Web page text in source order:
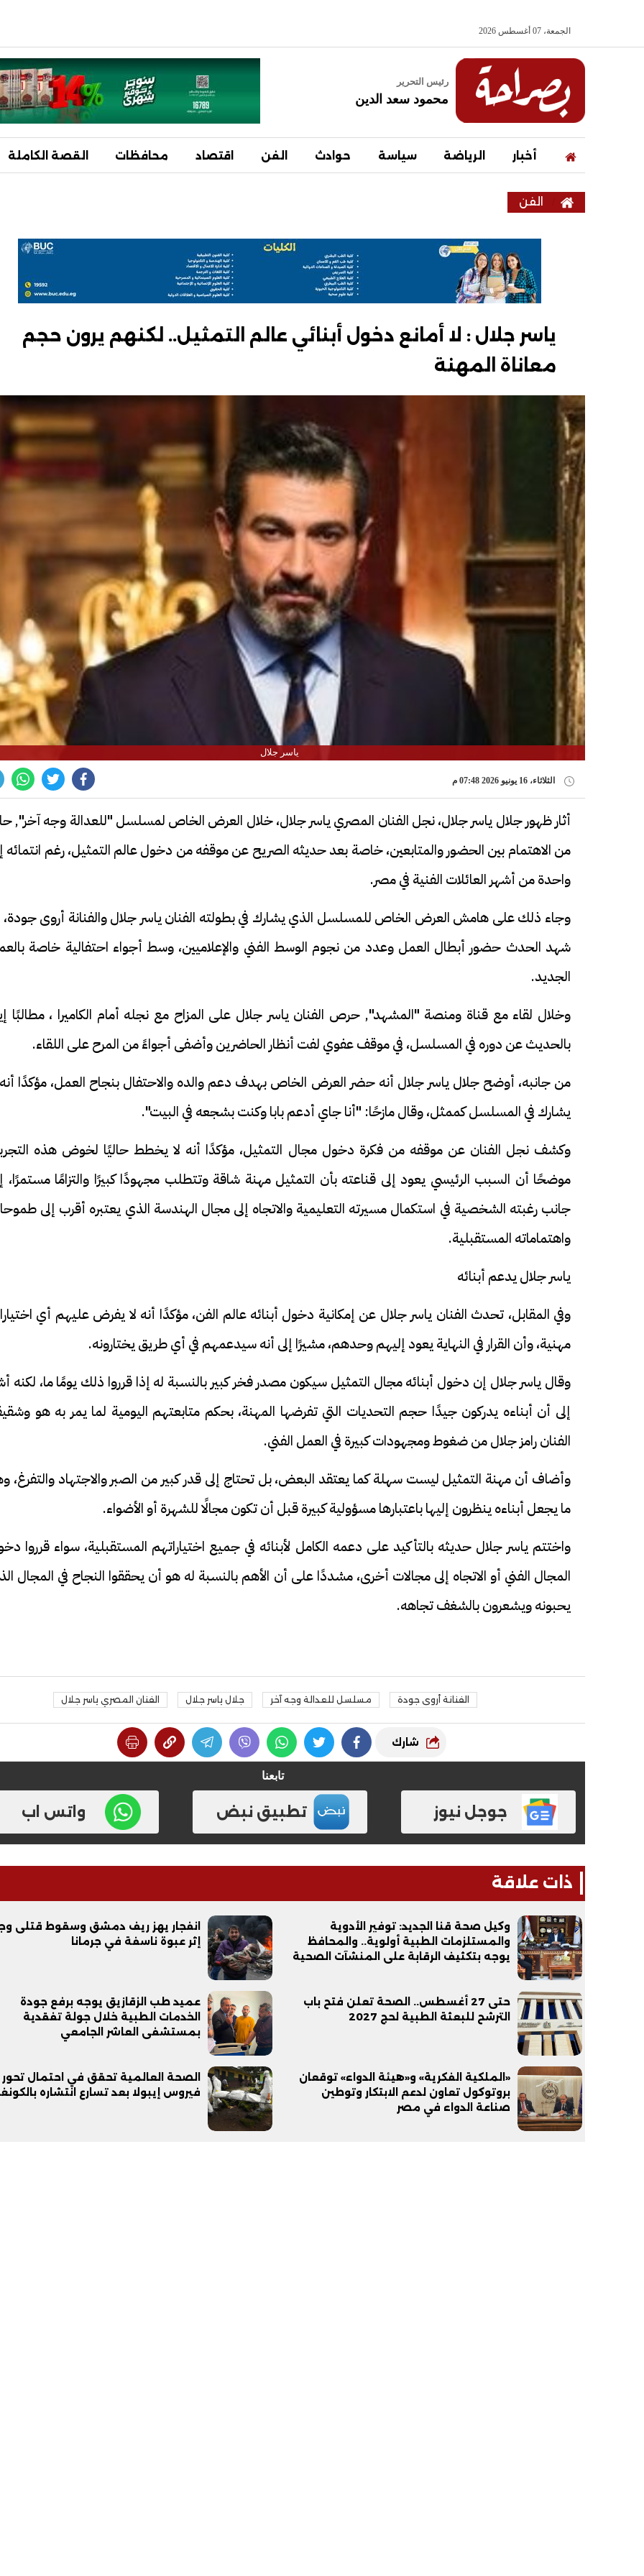
الجمعة، 07 أغسطس 2026
رئيس التحرير
محمود سعد الدين
أخبار الرياضة سياسة حوادث الفن اقتصاد محافظات القصة الكاملة
الفن
ياسر جلال : لا أمانع دخول أبنائي عالم التمثيل.. لكنهم يرون حجم
معاناة المهنة
ياسر جلال
الثلاثاء، 16 يونيو 2026 07:48 م
أثار ظهور جلال ياسر جلال، نجل الفنان المصري ياسر جلال، خلال العرض الخاص لمسلسل "للعدالة وجه آخر",
من الاهتمام بين الحضور والمتابعين، خاصة بعد حديثه الصريح عن موقفه من دخول عالم التمثيل، رغم انتمائه
واحدة من أشهر العائلات الفنية في مصر.
وجاء ذلك على هامش العرض الخاص للمسلسل الذي يشارك في بطولته الفنان ياسر جلال والفنانة أروى جودة،
شهد الحدث حضور أبطال العمل وعدد من نجوم الوسط الفني والإعلاميين، وسط أجواء احتفالية خاصة
الجديد.
وخلال لقاء مع قناة ومنصة "المشهد", حرص الفنان ياسر جلال على المزاح مع نجله أمام الكاميرا ، مطالبًا
بالحديث عن دوره في المسلسل، في موقف عفوي لفت أنظار الحاضرين وأضفى أجواءً من المرح على اللقاء.
من جانبه، أوضح جلال ياسر جلال أنه حضر العرض الخاص بهدف دعم والده والاحتفال بنجاح العمل، مؤكدًا أنه
يشارك في المسلسل كممثل، وقال مازحًا: "أنا جاي أدعم بابا وكنت بشجعه في البيت".
وكشف نجل الفنان عن موقفه من فكرة دخول مجال التمثيل، مؤكدًا أنه لا يخطط حاليًا لخوض هذه
موضحًا أن السبب الرئيسي يعود إلى قناعته بأن التمثيل مهنة شاقة وتتطلب مجهودًا كبيرًا والتزامًا مستمرًا،
جانب رغبته الشخصية في استكمال مسيرته التعليمية والاتجاه إلى مجال الهندسة الذي يعتبره أقرب إلى
واهتماماته المستقبلية.
ياسر جلال يدعم أبنائه
وفي المقابل، تحدث الفنان ياسر جلال عن إمكانية دخول أبنائه عالم الفن، مؤكدًا أنه لا يفرض عليهم أي
مهنية، وأن القرار في النهاية يعود إليهم وحدهم، مشيرًا إلى أنه سيدعمهم في أي طريق يختارونه.
وقال ياسر جلال إن دخول أبنائه مجال التمثيل سيكون مصدر فخر كبير بالنسبة له إذا قرروا ذلك يومًا ما، لكنه
إلى أن أبناءه يدركون جيدًا حجم التحديات التي تفرضها المهنة، بحكم متابعتهم اليومية لما يمر به هو
الفنان رامز جلال من ضغوط ومجهودات كبيرة في العمل الفني.
وأضاف أن مهنة التمثيل ليست سهلة كما يعتقد البعض، بل تحتاج إلى قدر كبير من الصبر والاجتهاد والتفرغ،
ما يجعل أبناءه ينظرون إليها باعتبارها مسؤولية كبيرة قبل أن تكون مجالًا للشهرة أو الأضواء.
واختتم ياسر جلال حديثه بالتأكيد على دعمه الكامل لأبنائه في جميع اختياراتهم المستقبلية، سواء قرروا
المجال الفني أو الاتجاه إلى مجالات أخرى، مشددًا على أن الأهم بالنسبة له هو أن يحققوا النجاح في المجال
يحبونه ويشعرون بالشغف تجاهه.
الفنانة أروى جودة مسلسل للعدالة وجه آخر جلال ياسر جلال الفنان المصري ياسر جلال
شارك
تابعنا
جوجل نيوز تطبيق نبض واتس اب
ذات علاقة
وكيل صحة قنا الجديد: توفير الأدوية
والمستلزمات الطبية أولوية.. والمحافظ
يوجه بتكثيف الرقابة على المنشآت الصحية
انفجار يهز ريف دمشق وسقوط قتلى
إثر عبوة ناسفة في جرمانا
حتى 27 أغسطس.. الصحة تعلن فتح باب
الترشح للبعثة الطبية لحج 2027
عميد طب الزقازيق يوجه برفع جودة
الخدمات الطبية خلال جولة تفقدية
بمستشفى العاشر الجامعي
«الملكية الفكرية» و«هيئة الدواء» توقعان
بروتوكول تعاون لدعم الابتكار وتوطين
صناعة الدواء في مصر
الصحة العالمية تحقق في احتمال تحور
فيروس إيبولا بعد تسارع انتشاره
الوداع الأخير.. دفن جثامين الضحايا
افتتاح أكبر صرح ديني في القوصية..
مليون جنيه
فيديو
ابني بطل وفخورة بيه.. أول ظهور
تصدره التريند| فيديو